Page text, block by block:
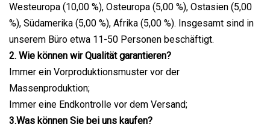
Westeuropa (10,00 %), Osteuropa (5,00 %), Ostasien (5,00
%), Südamerika (5,00 %), Afrika (5,00 %). Insgesamt sind in
unserem Büro etwa 11-50 Personen beschäftigt.
2. Wie können wir Qualität garantieren?
Immer ein Vorproduktionsmuster vor der
Massenproduktion;
Immer eine Endkontrolle vor dem Versand;
3.Was können Sie bei uns kaufen?